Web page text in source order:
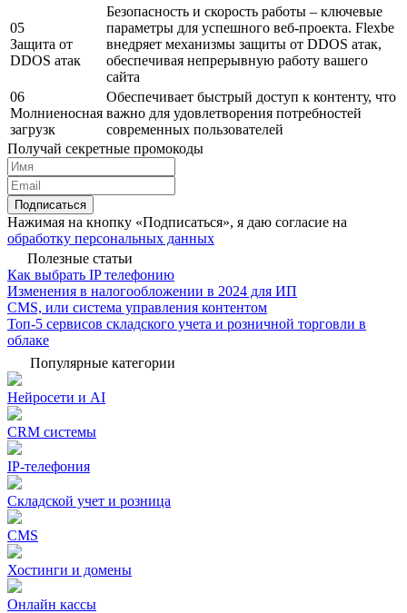
05
Защита от
DDOS атак
Безопасность и скорость работы – ключевые
параметры для успешного веб-проекта. Flexbe
внедряет механизмы защиты от DDOS атак,
обеспечивая непрерывную работу вашего
сайта
06
Молниеносная
загрузк
Обеспечивает быстрый доступ к контенту, что
важно для удовлетворения потребностей
современных пользователей
Получай секретные промокоды
Подписаться
Нажимая на кнопку «Подписаться», я даю согласие на
обработку персональных данных
Полезные статьи
Как выбрать IP телефонию
Изменения в налогообложении в 2024 для ИП
CMS, или система управления контентом
Топ-5 сервисов складского учета и розничной торговли в
облаке
Популярные категории
Нейросети и AI
CRM системы
IP-телефония
Складской учет и розница
CMS
Хостинги и домены
Онлайн кассы